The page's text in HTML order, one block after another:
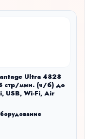
Ultra 4828
стр/мин. (ч/б) до
USB, Wi-Fi, Air